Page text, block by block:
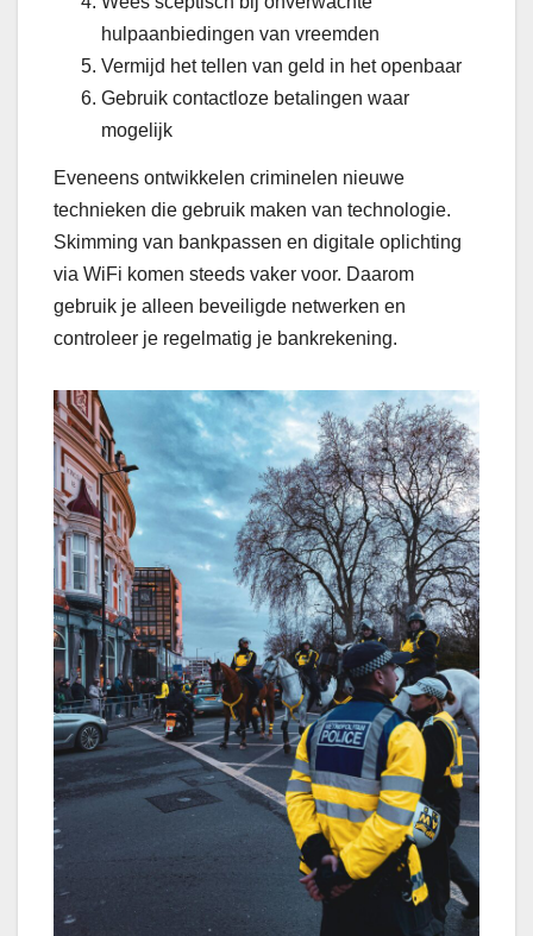
hulpaanbiedingen van vreemden
Vermijd het tellen van geld in het openbaar
Gebruik contactloze betalingen waar
mogelijk
Eveneens ontwikkelen criminelen nieuwe
technieken die gebruik maken van technologie.
Skimming van bankpassen en digitale oplichting
via WiFi komen steeds vaker voor. Daarom
gebruik je alleen beveiligde netwerken en
controleer je regelmatig je bankrekening.